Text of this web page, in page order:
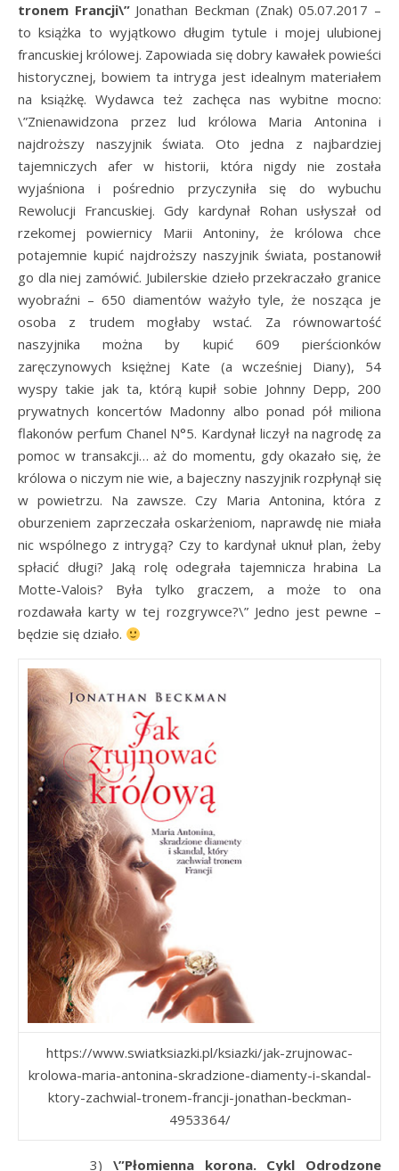
tronem Francji\” Jonathan Beckman (Znak) 05.07.2017 –
to książka to wyjątkowo długim tytule i mojej ulubionej
francuskiej królowej. Zapowiada się dobry kawałek powieści
historycznej, bowiem ta intryga jest idealnym materiałem
na książkę. Wydawca też zachęca nas wybitne mocno:
\”Znienawidzona przez lud królowa Maria Antonina i
najdroższy naszyjnik świata. Oto jedna z najbardziej
tajemniczych afer w historii, która nigdy nie została
wyjaśniona i pośrednio przyczyniła się do wybuchu
Rewolucji Francuskiej. Gdy kardynał Rohan usłyszał od
rzekomej powiernicy Marii Antoniny, że królowa chce
potajemnie kupić najdroższy naszyjnik świata, postanowił
go dla niej zamówić. Jubilerskie dzieło przekraczało granice
wyobraźni – 650 diamentów ważyło tyle, że nosząca je
osoba z trudem mogłaby wstać. Za równowartość
naszyjnika można by kupić 609 pierścionków
zaręczynowych księżnej Kate (a wcześniej Diany), 54
wyspy takie jak ta, którą kupił sobie Johnny Depp, 200
prywatnych koncertów Madonny albo ponad pół miliona
flakonów perfum Chanel N°5. Kardynał liczył na nagrodę za
pomoc w transakcji… aż do momentu, gdy okazało się, że
królowa o niczym nie wie, a bajeczny naszyjnik rozpłynął się
w powietrzu. Na zawsze. Czy Maria Antonina, która z
oburzeniem zaprzeczała oskarżeniom, naprawdę nie miała
nic wspólnego z intrygą? Czy to kardynał uknuł plan, żeby
spłacić długi? Jaką rolę odegrała tajemnicza hrabina La
Motte-Valois? Była tylko graczem, a może to ona
rozdawała karty w tej rozgrywce?\” Jedno jest pewne –
będzie się działo.
https://www.swiatksiazki.pl/ksiazki/jak-zrujnowac-
krolowa-maria-antonina-skradzione-diamenty-i-skandal-
ktory-zachwial-tronem-francji-jonathan-beckman-
4953364/
3)\”Płomienna korona. Cykl Odrodzone